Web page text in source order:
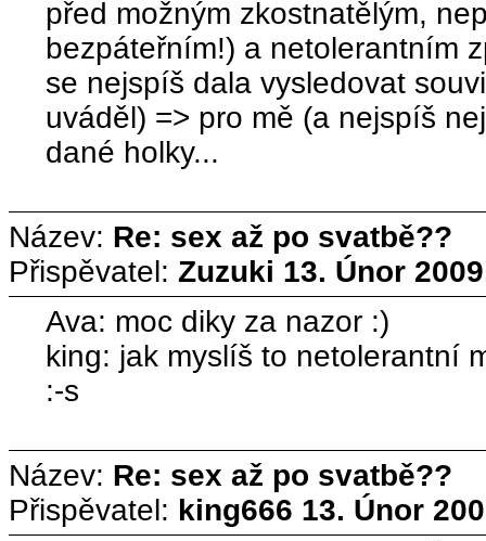
před možným zkostnatělým,
bezpáteřním!) a netolerantním
se nejspíš dala vysledovat
uváděl) => pro mě (a nejspíš
dané holky...
Název: Re: sex až po svatbě??
Přispěvatel: Zuzuki 13. Únor
Ava: moc diky za nazor :)
king: jak myslíš to netolerantní
:-s
Název: Re: sex až po svatbě??
Přispěvatel: king666 13. Únor